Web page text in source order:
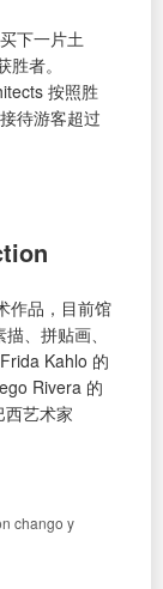
下一片土
者。
按照胜
待游客超过
作品，目前馆
、拼贴画、
Kahlo 的
Rivera 的
西艺术家
chango y